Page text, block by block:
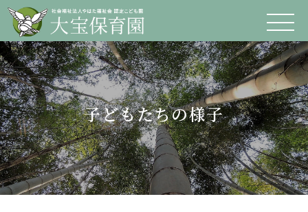
子どもたちの様子